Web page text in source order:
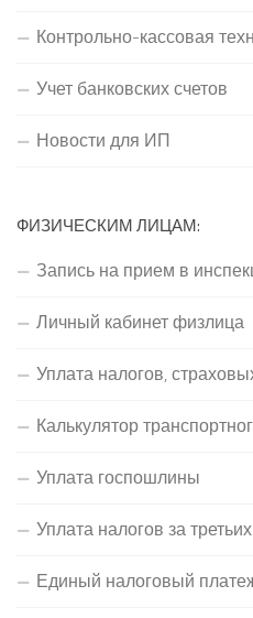
Контрольно-кассовая
Учет банковских счетов
Новости для ИП
ФИЗИЧЕСКИМ ЛИЦАМ:
Запись на прием в
Личный кабинет физлица
Уплата налогов,
Калькулятор
Уплата госпошлины
Уплата налогов за
Единый налоговый